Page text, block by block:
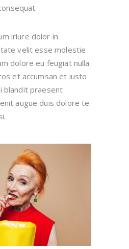
iriure dolor in
velit esse molestie
dolore eu feugiat nulla
et accumsan et iusto
blandit praesent
augue duis dolore te